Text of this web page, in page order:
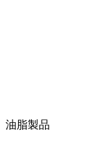
油脂製品